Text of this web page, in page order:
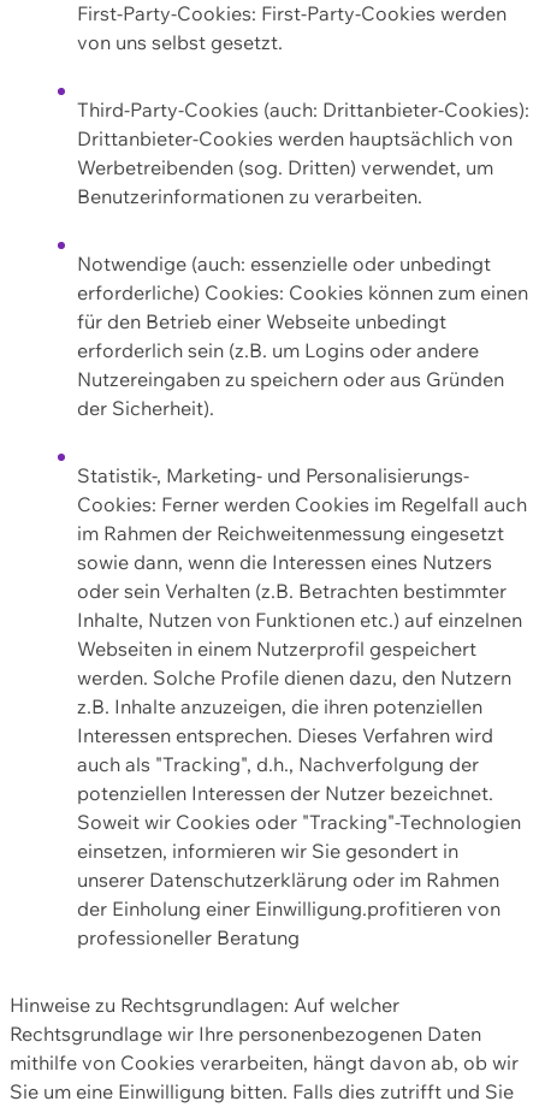
First-Party-Cookies: First-Party-Cookies werden
von uns selbst gesetzt.
Third-Party-Cookies (auch: Drittanbieter-Cookies):
Drittanbieter-Cookies werden hauptsächlich von
Werbetreibenden (sog. Dritten) verwendet, um
Benutzerinformationen zu verarbeiten.
Notwendige (auch: essenzielle oder unbedingt
erforderliche) Cookies: Cookies können zum einen
für den Betrieb einer Webseite unbedingt
erforderlich sein (z.B. um Logins oder andere
Nutzereingaben zu speichern oder aus Gründen
der Sicherheit).
Statistik-, Marketing- und Personalisierungs-
Cookies: Ferner werden Cookies im Regelfall auch
im Rahmen der Reichweitenmessung eingesetzt
sowie dann, wenn die Interessen eines Nutzers
oder sein Verhalten (z.B. Betrachten bestimmter
Inhalte, Nutzen von Funktionen etc.) auf einzelnen
Webseiten in einem Nutzerprofil gespeichert
werden. Solche Profile dienen dazu, den Nutzern
z.B. Inhalte anzuzeigen, die ihren potenziellen
Interessen entsprechen. Dieses Verfahren wird
auch als "Tracking", d.h., Nachverfolgung der
potenziellen Interessen der Nutzer bezeichnet.
Soweit wir Cookies oder "Tracking"-Technologien
einsetzen, informieren wir Sie gesondert in
unserer Datenschutzerklärung oder im Rahmen
der Einholung einer Einwilligung.profitieren von
professioneller Beratung
Hinweise zu Rechtsgrundlagen: Auf welcher
Rechtsgrundlage wir Ihre personenbezogenen Daten
mithilfe von Cookies verarbeiten, hängt davon ab, ob wir
Sie um eine Einwilligung bitten. Falls dies zutrifft und Sie